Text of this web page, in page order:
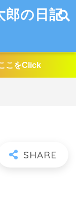
の日記
こをClick